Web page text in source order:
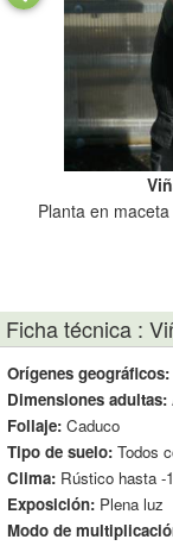
Planta en
Ficha técnica :
Orígenes geográficos:
Dimensiones adultas:
Follaje: Caduco
Tipo de suelo: Todos
Clima: Rústico hasta -
Exposición: Plena luz
Modo de